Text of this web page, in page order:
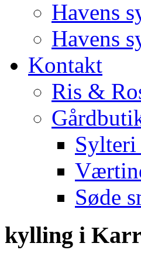
Havens
Havens
Kontakt
Ris &
Søde
kylling i